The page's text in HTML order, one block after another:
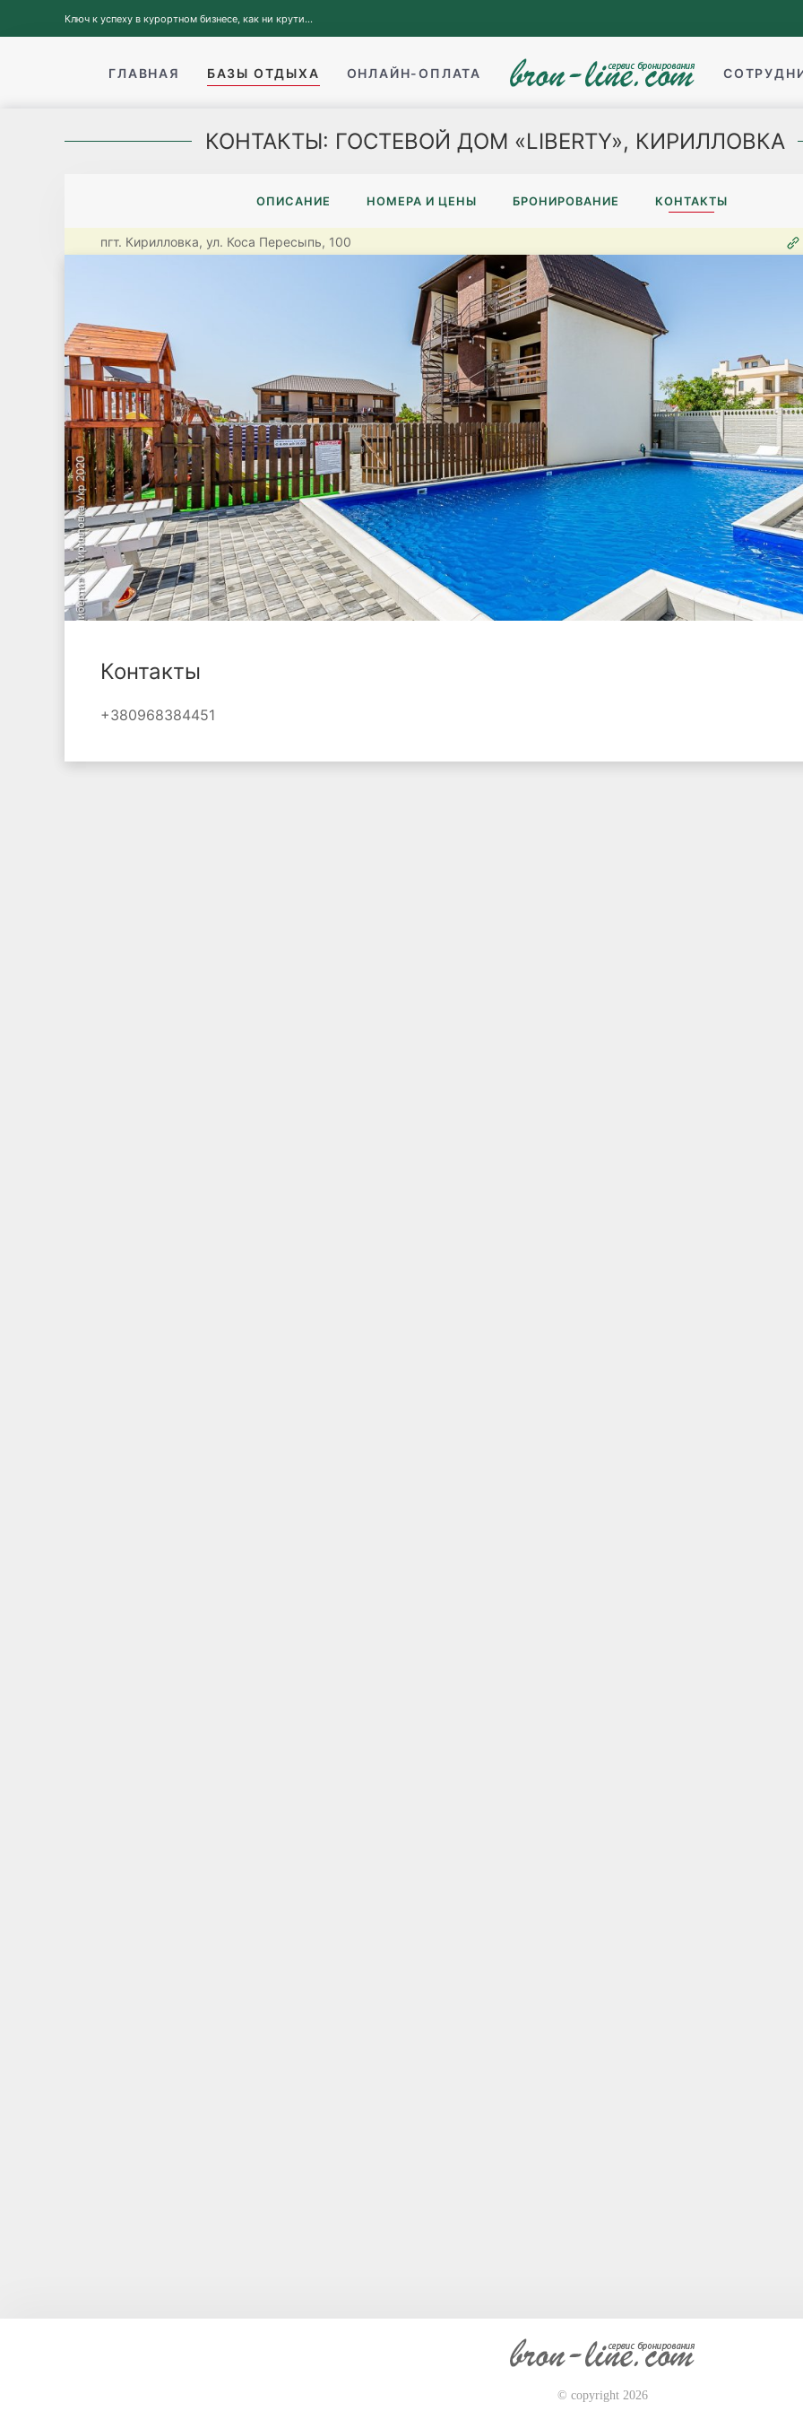
Ключ к успеху в курортном бизнесе, как ни крути...
ГЛАВНАЯ БАЗЫ ОТДЫХА ОНЛАЙН-ОПЛАТА
КОНТАКТЫ: ГОСТЕВОЙ ДОМ «LIBERTY», КИРИЛЛОВКА
ОПИСАНИЕ НОМЕРА И ЦЕНЫ БРОНИРОВАНИЕ КОНТАКТЫ
пгт. Кирилловка, ул. Коса Пересыпь, 100
Контакты
+380968384451
© copyright 2026